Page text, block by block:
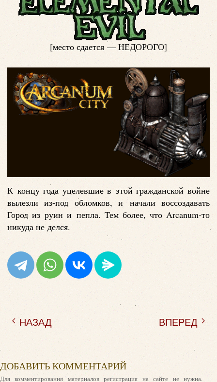
[место сдается — НЕДОРОГО]
К концу года уцелевшие в этой гражданской войне
вылезли из-под обломков, и начали воссоздавать
Город из руин и пепла. Тем более, что Arcanum-то
никуда не делся.
НАЗАД ВПЕРЕД
ДОБАВИТЬ КОММЕНТАРИЙ
Для комментирования материалов регистрация на сайте не нужна.